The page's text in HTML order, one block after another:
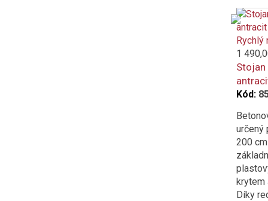
Rychlý
1
Stojan
Kód:
určený
200
krytem
Díky